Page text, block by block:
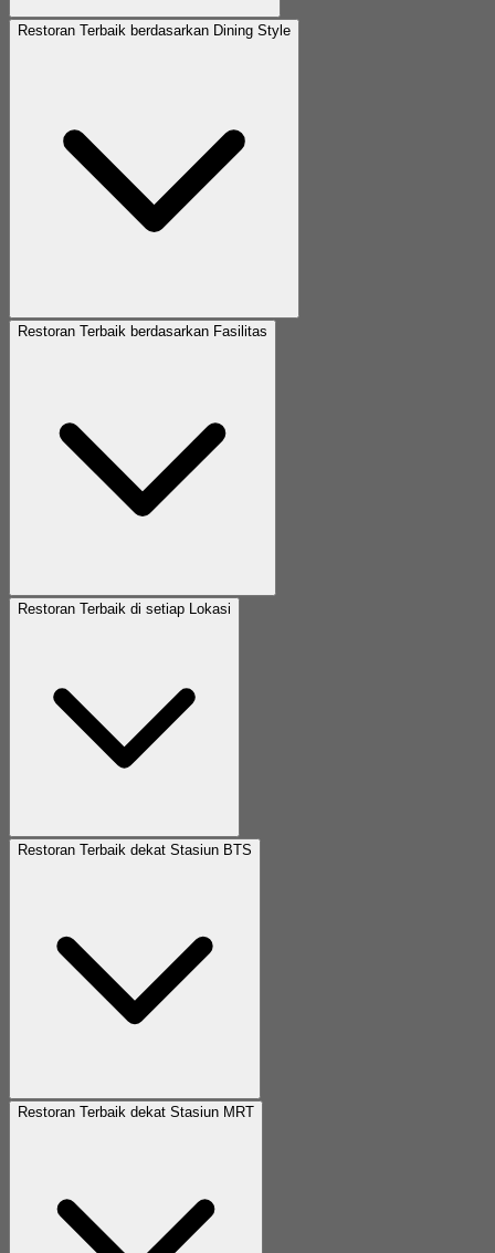
Restoran Terbaik berdasarkan Dining Style
Restoran Terbaik berdasarkan Fasilitas
Restoran Terbaik di setiap Lokasi
Restoran Terbaik dekat Stasiun BTS
Restoran Terbaik dekat Stasiun MRT